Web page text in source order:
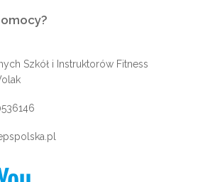
Szkół i Instruktorów Fitness